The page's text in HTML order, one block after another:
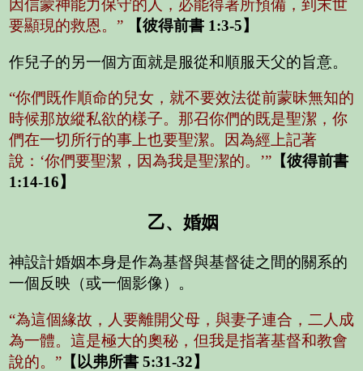
因信蒙神能力保守的人，必能得著所預備，到末世
要顯現的救恩。”
【彼得前書 1:3-5】
作兒子的另一個方面就是服從和順服天父的旨意。
“你們既作順命的兒女，就不要效法從前蒙昧無知的
時候那放縱私欲的樣子。那召你們的既是聖潔，你
們在一切所行的事上也要聖潔。因為經上記著
說：‘你們要聖潔，因為我是聖潔的。’” 【彼得前書
1:14-16】
乙、婚姻
神設計婚姻本身是作為基督與基督徒之間的關系的
一個反映（或一個影像）。
“為這個緣故，人要離開父母，與妻子連合，二人成
為一體。這是極大的奧秘，但我是指著基督和教會
說的。” 【以弗所書 5:31-32】